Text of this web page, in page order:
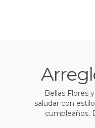
Bellas Flores
saludar con
cumpleaños.